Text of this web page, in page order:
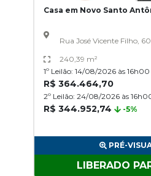
Casa em Novo Santo
Rua José Vicente Filho,
240,39 m²
1º Leilão: 14/08/2026 às 16h00
R$ 364.464,70
2º Leilão: 24/08/2026 às
R$ 344.952,74 -5%
PRÉ-
LIBERADO